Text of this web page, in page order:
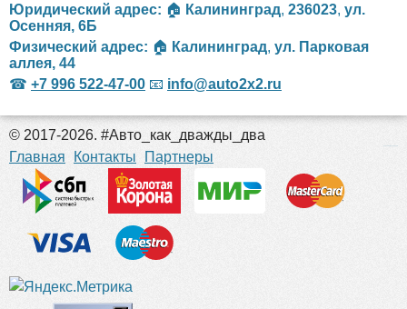
Юридический адрес: 🏠 Калининград, 236023, ул.
Осенняя, 6Б
Физический адрес: 🏠 Калининград, ул. Парковая
аллея, 44
☎ +7 996 522-47-00 📧 info@auto2x2.ru
© 2017-2026. #Авто_как_дважды_два
Главная
Контакты Партнеры